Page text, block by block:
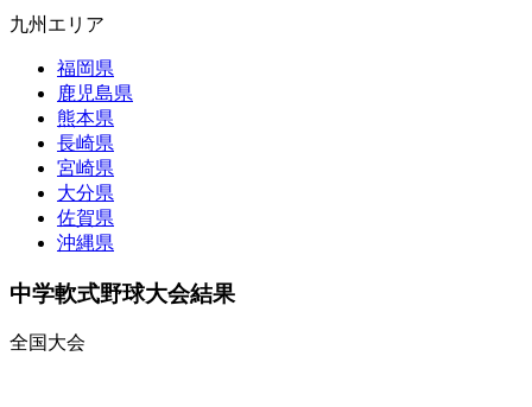
九州エリア
福岡県
鹿児島県
熊本県
長崎県
宮崎県
大分県
佐賀県
沖縄県
中学軟式野球大会結果
全国大会